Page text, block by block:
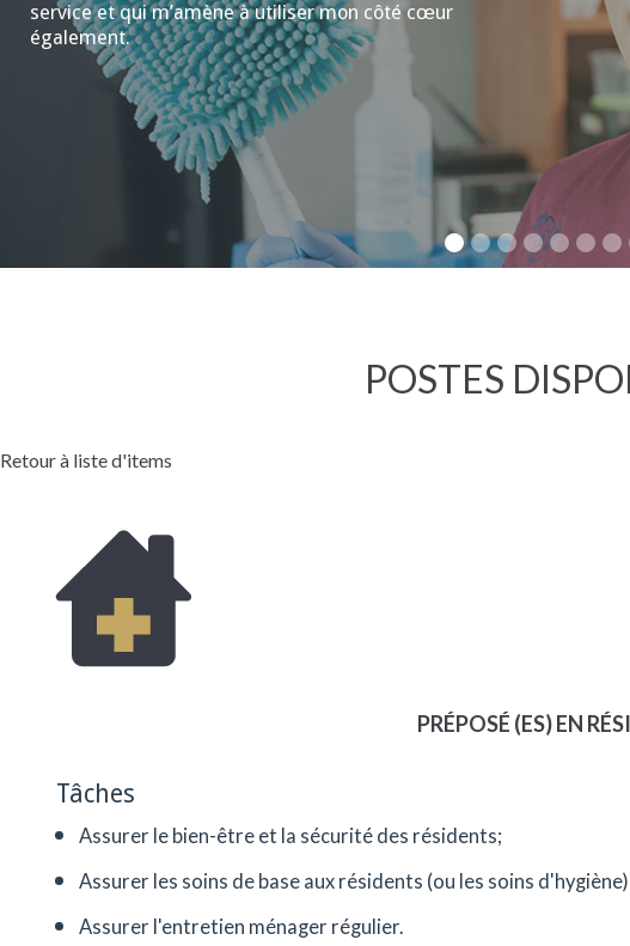
service et qui m’amène à utiliser mon côté cœur
également.
POSTES
Retour à liste d'items
PRÉPOSÉ (ES) EN
Tâches
Assurer le bien-être et la sécurité des résidents;
Assurer les soins de base aux résidents (ou les soins
Assurer l'entretien ménager régulier.